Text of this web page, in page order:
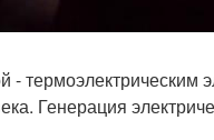
-
Генерация